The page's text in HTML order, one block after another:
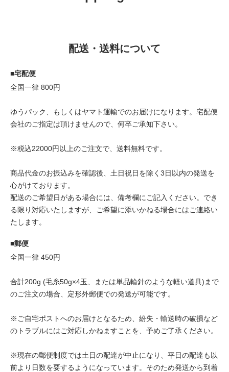
配送・送料について
■宅配便
全国一律 800円
ゆうパック、もしくはヤマト運輸でのお届けになります。宅配便
会社のご指定は頂けませんので、何卒ご承知下さい。
※税込22000円以上のご注文で、送料無料です。
商品代金のお振込みを確認後、土日祝日を除く3日以内の発送を
心がけております。
配送のご希望日がある場合には、備考欄にご記入ください。でき
る限り対応いたしますが、ご希望に添いかねる場合にはご連絡い
たします。
■郵便
全国一律 450円
合計200g (毛糸50g×4玉、または単品輪針のような軽い道具)まで
のご注文の場合、定形外郵便での発送が可能です。
※ご自宅ポストへのお届けとなるため、紛失・輸送時の破損など
のトラブルにはご対応しかねますことを、予めご了承ください。
※現在の郵便制度では土日の配達が中止になり、平日の配達も以
前より日数を要するようになっています。そのため発送から到着